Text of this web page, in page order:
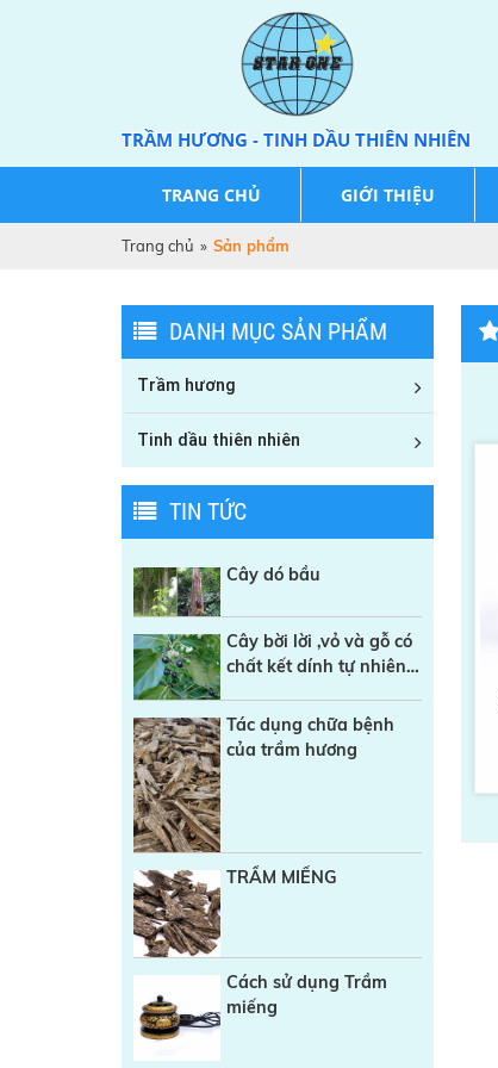
TRẦM HƯƠNG - TINH DẦU THIÊN NHIÊN
TRANG CHỦ GIỚI THIỆU
Trang chủ » Sản phẩm
DANH MỤC SẢN PHẨM
Trầm hương
Tinh dầu thiên nhiên
TIN TỨC
Cây dó bầu
Cây bời lời ,vỏ và gỗ có
chất kết dính tự nhiên
sạch
Tác dụng chữa bệnh
của trầm hương
TRẦM MIẾNG
Cách sử dụng Trầm
miếng